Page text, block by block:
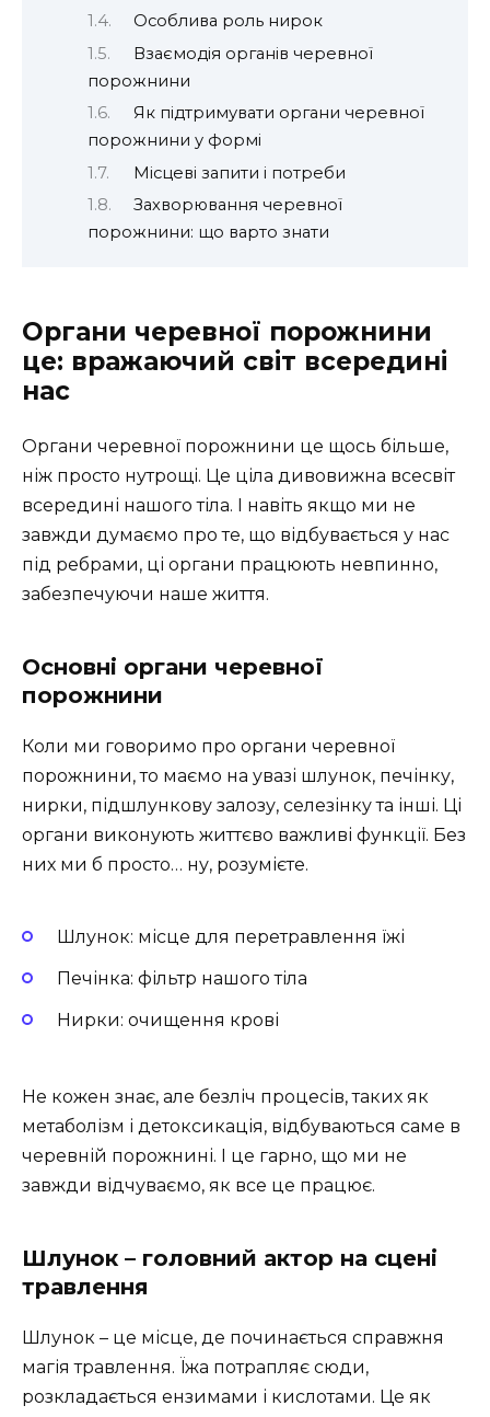
Особлива роль нирок
Взаємодія органів черевної
порожнини
Як підтримувати органи черевної
порожнини у формі
Місцеві запити і потреби
Захворювання черевної
порожнини: що варто знати
Органи черевної порожнини
це: вражаючий світ всередині
нас
Органи черевної порожнини це щось більше,
ніж просто нутрощі. Це ціла дивовижна всесвіт
всередині нашого тіла. І навіть якщо ми не
завжди думаємо про те, що відбувається у нас
під ребрами, ці органи працюють невпинно,
забезпечуючи наше життя.
Основні органи черевної
порожнини
Коли ми говоримо про органи черевної
порожнини, то маємо на увазі шлунок, печінку,
нирки, підшлункову залозу, селезінку та інші. Ці
органи виконують життєво важливі функції. Без
них ми б просто… ну, розумієте.
Шлунок: місце для перетравлення їжі
Печінка: фільтр нашого тіла
Нирки: очищення крові
Не кожен знає, але безліч процесів, таких як
метаболізм і детоксикація, відбуваються саме в
черевній порожнині. І це гарно, що ми не
завжди відчуваємо, як все це працює.
Шлунок – головний актор на сцені
травлення
Шлунок – це місце, де починається справжня
магія травлення. Їжа потрапляє сюди,
розкладається ензимами і кислотами. Це як